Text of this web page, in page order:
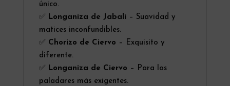
único.
✅ Longaniza de Jabalí – Suavidad y
matices inconfundibles.
✅ Chorizo de Ciervo – Exquisito y
diferente.
✅ Longaniza de Ciervo – Para los
paladares más exigentes.